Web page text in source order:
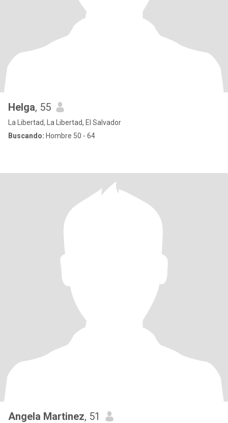
Helga, 55
La Libertad, La Libertad, El Salvador
Buscando: Hombre 50 - 64
Angela Martinez, 51